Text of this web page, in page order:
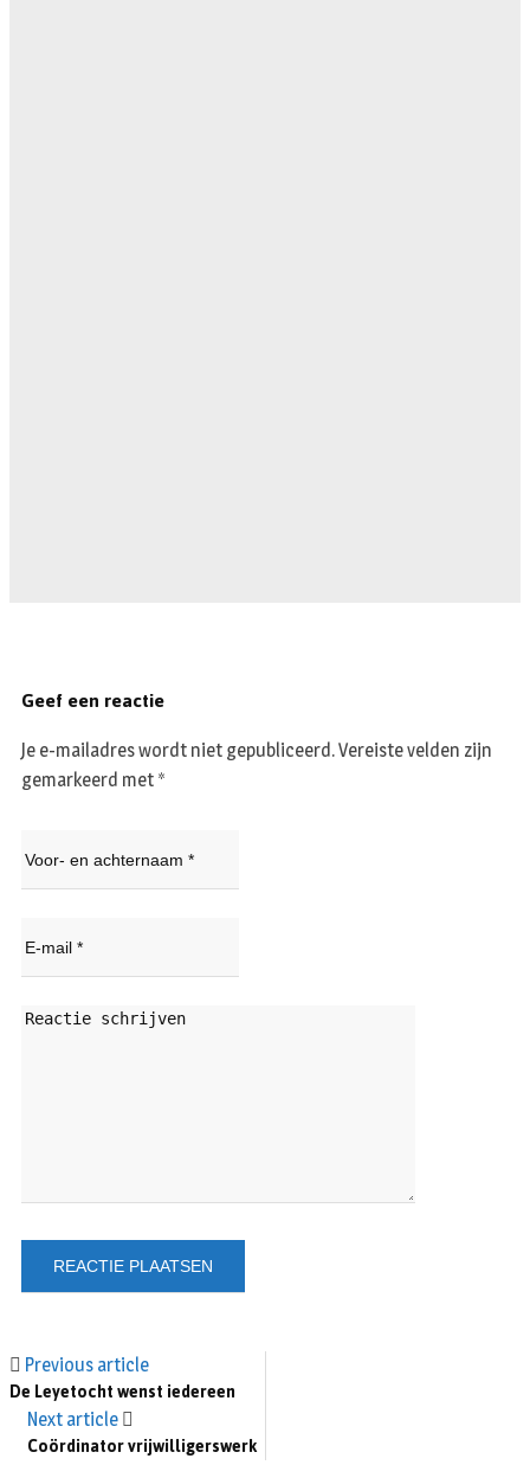
Previous article
De Leyetocht wenst iedereen
Next article
Coördinator vrijwilligerswerk
Geef een reactie
Je e-mailadres wordt niet gepubliceerd.Vereiste velden zijn
gemarkeerd met *